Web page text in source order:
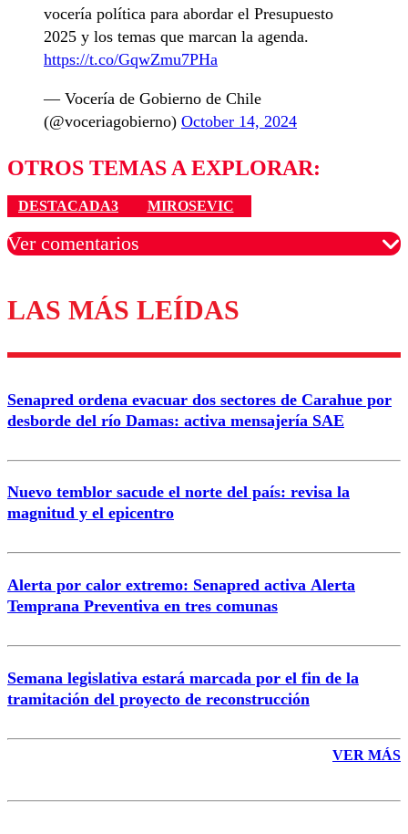
vocería política para abordar el Presupuesto
2025 y los temas que marcan la agenda.
https://t.co/GqwZmu7PHa
— Vocería de Gobierno de Chile
(@voceriagobierno) October 14, 2024
OTROS TEMAS A EXPLORAR:
DESTACADA3 MIROSEVIC
Ver comentarios
Los comentarios son moderados para garantizar un
diálogo respetuoso.
Correo
LAS MÁS LEÍDAS
Senapred ordena evacuar dos sectores de Carahue por
desborde del río Damas: activa mensajería SAE
Nuevo temblor sacude el norte del país: revisa la
magnitud y el epicentro
Alerta por calor extremo: Senapred activa Alerta
Temprana Preventiva en tres comunas
Semana legislativa estará marcada por el fin de la
tramitación del proyecto de reconstrucción
VER MÁS